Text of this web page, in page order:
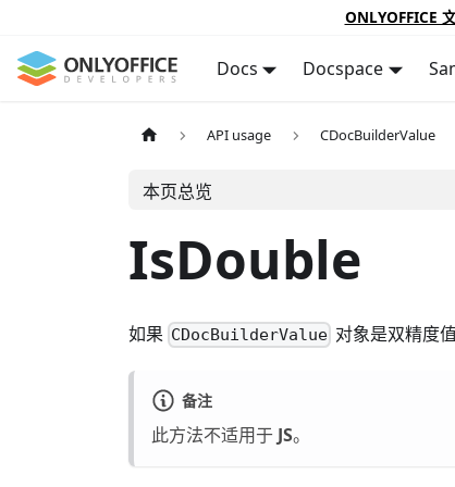
ONLYOFFICE
Docs Docspace
API usage CDocBuilderValue
本页总览
IsDouble
如果 CDocBuilderValue 对象是双精度
备注
此方法不适用于JS。